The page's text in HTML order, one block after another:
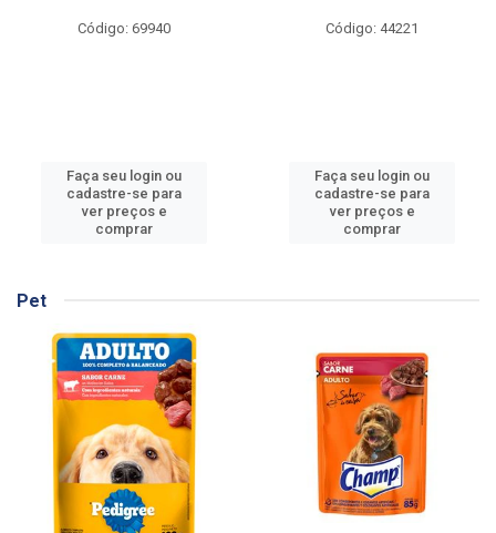
Código: 69940
Faça seu login ou
cadastre-se para
ver preços e
comprar
Código: 44221
Faça seu login ou
cadastre-se para
ver preços e
comprar
Pet